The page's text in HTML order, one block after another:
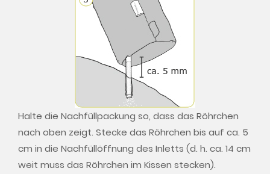
Halte die Nachfüllpackung so, dass das Röhrchen
nach oben zeigt. Stecke das Röhrchen bis auf ca. 5
cm in die Nachfüllöffnung des Inletts (d. h. ca. 14 cm
weit muss das Röhrchen im Kissen stecken).